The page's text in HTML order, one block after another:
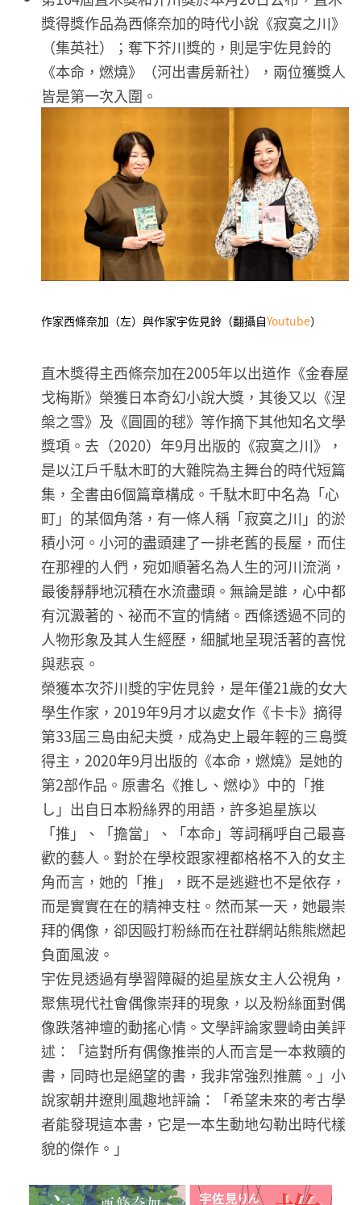
獎得獎作品為西條奈加的時代小說《寂寞之川》
（集英社）；奪下芥川獎的，則是宇佐見鈴的
《本命，燃燒》（河出書房新社），兩位獲獎人
皆是第一次入圍。
作家西條奈加（左）與作家宇佐見鈴（翻攝自Youtube）
直木獎得主西條奈加在2005年以出道作《金春屋
戈梅斯》榮獲日本奇幻小說大獎，其後又以《涅
槃之雪》及《圓圓的毬》等作摘下其他知名文學
獎項。去（2020）年9月出版的《寂寞之川》，
是以江戶千駄木町的大雜院為主舞台的時代短篇
集，全書由6個篇章構成。千駄木町中名為「心
町」的某個角落，有一條人稱「寂寞之川」的淤
積小河。小河的盡頭建了一排老舊的長屋，而住
在那裡的人們，宛如順著名為人生的河川流淌，
最後靜靜地沉積在水流盡頭。無論是誰，心中都
有沉澱著的、祕而不宣的情緒。西條透過不同的
人物形象及其人生經歷，細膩地呈現活著的喜悅
與悲哀。
榮獲本次芥川獎的宇佐見鈴，是年僅21歲的女大
學生作家，2019年9月才以處女作《卡卡》摘得
第33屆三島由紀夫獎，成為史上最年輕的三島獎
得主，2020年9月出版的《本命，燃燒》是她的
第2部作品。原書名《推し、燃ゆ》中的「推
し」出自日本粉絲界的用語，許多追星族以
「推」、「擔當」、「本命」等詞稱呼自己最喜
歡的藝人。對於在學校跟家裡都格格不入的女主
角而言，她的「推」，既不是逃避也不是依存，
而是實實在在的精神支柱。然而某一天，她最崇
拜的偶像，卻因毆打粉絲而在社群網站熊熊燃起
負面風波。
宇佐見透過有學習障礙的追星族女主人公視角，
聚焦現代社會偶像崇拜的現象，以及粉絲面對偶
像跌落神壇的動搖心情。文學評論家豐崎由美評
述：「這對所有偶像推崇的人而言是一本救贖的
書，同時也是絕望的書，我非常強烈推薦。」小
說家朝井遼則風趣地評論：「希望未來的考古學
者能發現這本書，它是一本生動地勾勒出時代樣
貌的傑作。」